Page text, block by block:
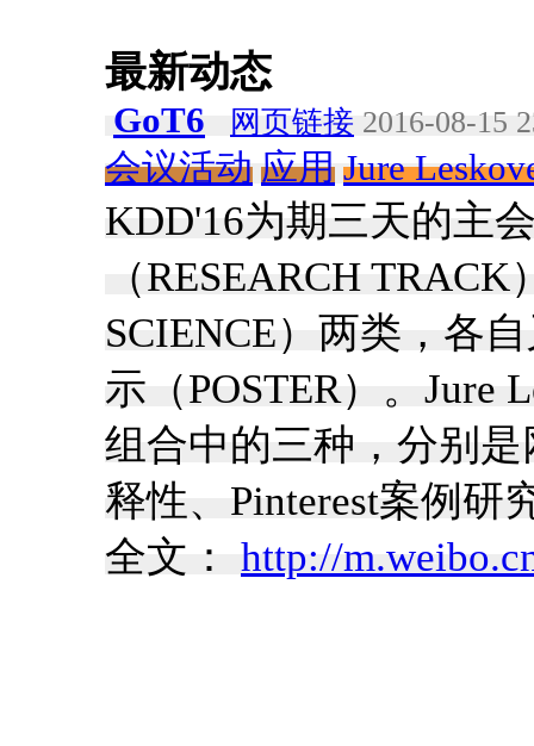
最新动态
GoT6 网页链接 2016-08-15
会议活动 应用 Jure
KDD'16为期三天的主
（RESEARCH
SCIENCE）两类，各
示（POSTER）。Jure
组合中的三种，分别
释性、Pinterest案例研
全文： http://